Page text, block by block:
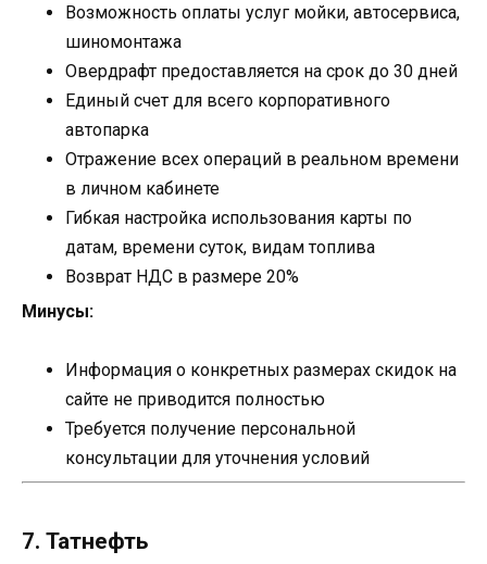
Возможность оплаты услуг мойки, автосервиса,
шиномонтажа
Овердрафт предоставляется на срок до 30 дней
Единый счет для всего корпоративного
автопарка
Отражение всех операций в реальном времени
в личном кабинете
Гибкая настройка использования карты по
датам, времени суток, видам топлива
Возврат НДС в размере 20%
Минусы:
Информация о конкретных размерах скидок на
сайте не приводится полностью
Требуется получение персональной
консультации для уточнения условий
7. Татнефть